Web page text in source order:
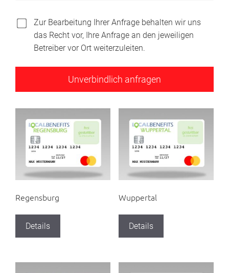
Zur Bearbeitung Ihrer Anfrage behalten wir uns
das Recht vor, Ihre Anfrage an den jeweiligen
Betreiber vor Ort weiterzuleiten.
Regensburg
Details
Wuppertal
Details